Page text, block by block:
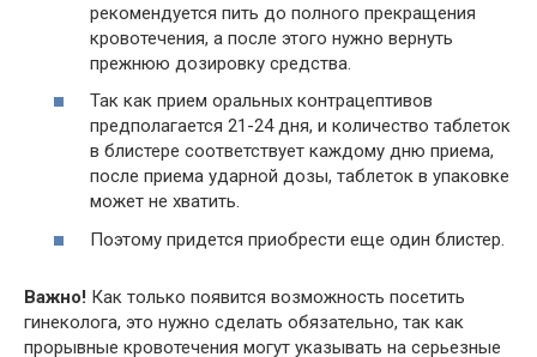
рекомендуется пить до полного прекращения
кровотечения, а после этого нужно вернуть
прежнюю дозировку средства.
Так как прием оральных контрацептивов
предполагается 21-24 дня, и количество таблеток
в блистере соответствует каждому дню приема,
после приема ударной дозы, таблеток в упаковке
может не хватить.
Поэтому придется приобрести еще один блистер.
Важно! Как только появится возможность посетить
гинеколога, это нужно сделать обязательно, так как
прорывные кровотечения могут указывать на серьезные